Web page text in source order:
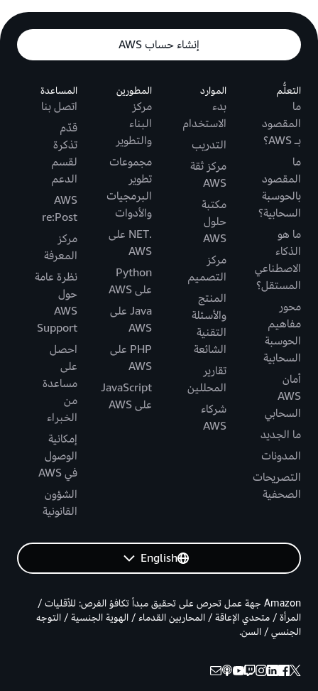
إنشاء حساب AWS
التعلُّم
ما
المقصود
بـ AWS؟
ما
المقصود
بالحوسبة
السحابية؟
ما هو
الذكاء
الاصطناعي
المستقل؟
محور
مفاهيم
الحوسبة
السحابية
أمان
AWS
السحابي
ما الجديد
المدونات
التصريحات
الصحفية
الموارد
بدء
الاستخدام
التدريب
مركز ثقة
AWS
مكتبة
حلول
AWS
مركز
التصميم
المنتج
والأسئلة
التقنية
الشائعة
تقارير
المحللين
شركاء
AWS
المطورين
مركز
البناء
والتطوير
مجموعات
تطوير
البرمجيات
والأدوات
.NET على
AWS
Python
على AWS
Java على
AWS
PHP على
AWS
JavaScript
على AWS
المساعدة
اتصل بنا
قدّم
تذكرة
لقسم
الدعم
AWS
re:Post
مركز
المعرفة
نظرة عامة
حول
AWS
Support
احصل
على
مساعدة
من
الخبراء
إمكانية
الوصول
في AWS
الشؤون
القانونية
English
Amazon جهة عمل تحرص على تحقيق مبدأ تكافؤ الفرص: للأقليات /
المرأة / متحدي الإعاقة / المحاربين القدماء / الهوية الجنسية / التوجه
الجنسي / السن.